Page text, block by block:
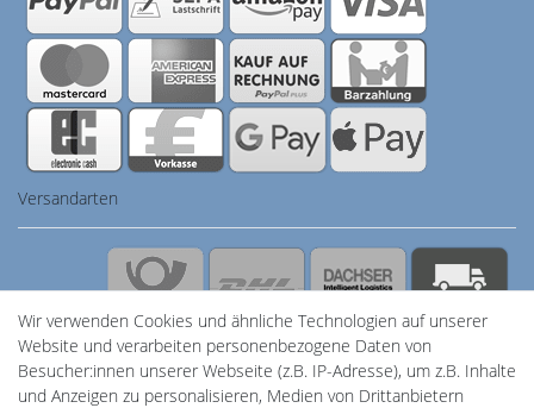
Versandarten
Wir verwenden Cookies und ähnliche Technologien auf unserer
Website und verarbeiten personenbezogene Daten von
Besucher:innen unserer Webseite (z.B. IP-Adresse), um z.B. Inhalte
und Anzeigen zu personalisieren, Medien von Drittanbietern